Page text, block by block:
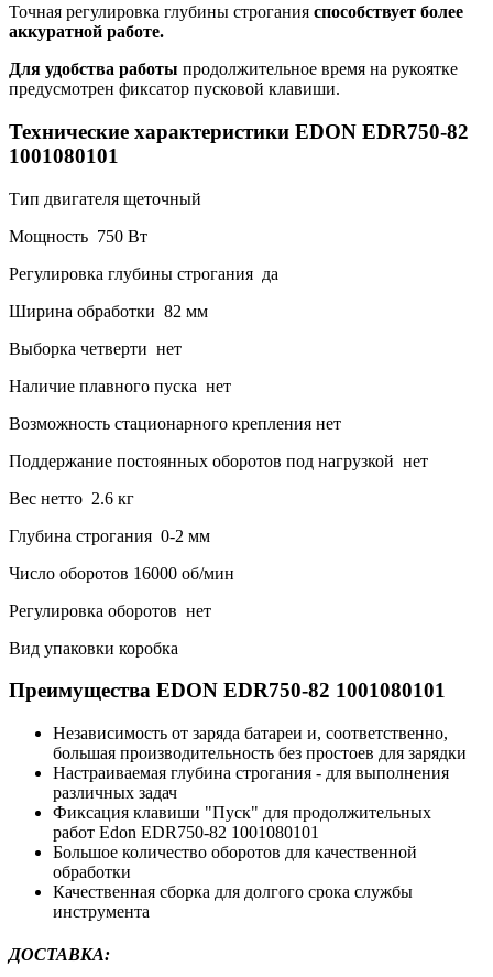
Точная регулировка глубины строгания способствует более
аккуратной работе.
Для удобства работы продолжительное время на рукоятке
предусмотрен фиксатор пусковой клавиши.
Технические характеристики EDON EDR750-82
1001080101
Тип двигателя щеточный
Мощность 750 Вт
Регулировка глубины строгания да
Ширина обработки 82 мм
Выборка четверти нет
Наличие плавного пуска нет
Возможность стационарного крепления нет
Поддержание постоянных оборотов под нагрузкой нет
Вес нетто 2.6 кг
Глубина строгания 0-2 мм
Число оборотов 16000 об/мин
Регулировка оборотов нет
Вид упаковки коробка
Преимущества EDON EDR750-82 1001080101
Независимость от заряда батареи и, соответственно,
большая производительность без простоев для зарядки
Настраиваемая глубина строгания - для выполнения
различных задач
Фиксация клавиши "Пуск" для продолжительных
работ Edon EDR750-82 1001080101
Большое количество оборотов для качественной
обработки
Качественная сборка для долгого срока службы
инструмента
ДОСТАВКА: